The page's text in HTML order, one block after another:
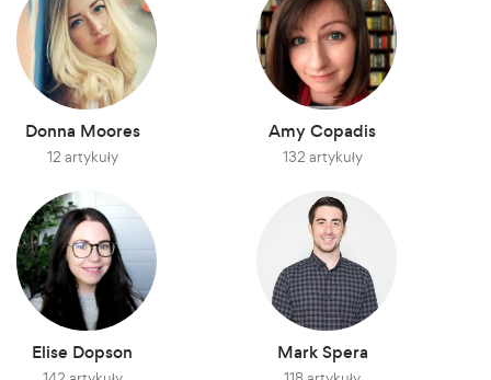
Donna Moores
12 artykuły
Amy Copadis
132 artykuły
Elise Dopson Mark Spera